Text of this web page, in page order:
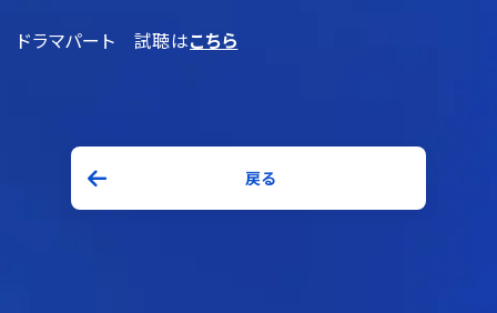
ドラマパート 試聴はこちら
戻る